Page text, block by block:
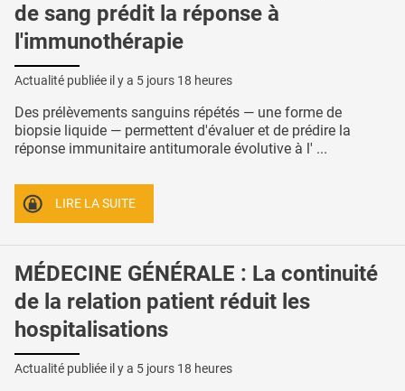
de sang prédit la réponse à
l'immunothérapie
Actualité publiée il y a 5 jours 18 heures
Des prélèvements sanguins répétés — une forme de
biopsie liquide — permettent d'évaluer et de prédire la
réponse immunitaire antitumorale évolutive à l' ...
LIRE LA SUITE
MÉDECINE GÉNÉRALE : La continuité
de la relation patient réduit les
hospitalisations
Actualité publiée il y a 5 jours 18 heures